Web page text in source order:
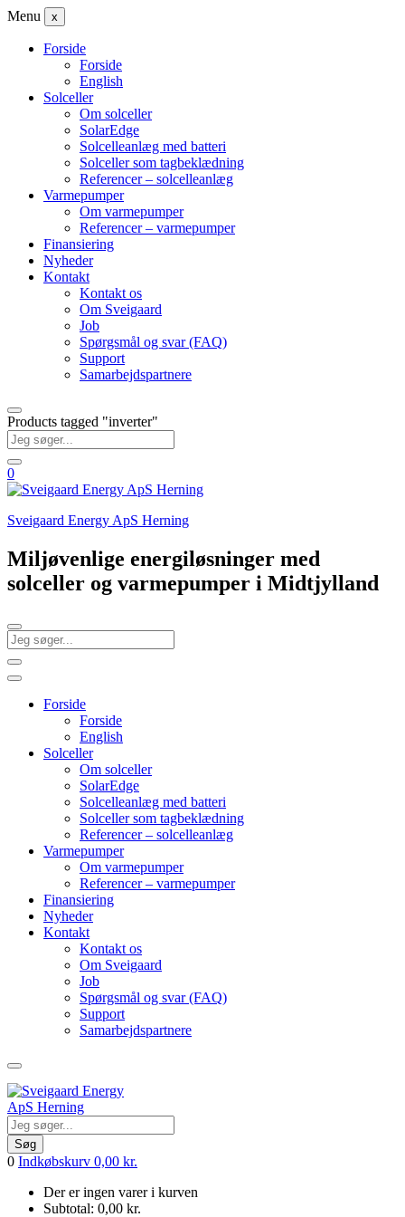
Menu x
Forside
Forside
English
Solceller
Om solceller
SolarEdge
Solcelleanlæg med batteri
Solceller som tagbeklædning
Referencer – solcelleanlæg
Varmepumper
Om varmepumper
Referencer – varmepumper
Finansiering
Nyheder
Kontakt
Kontakt os
Om Sveigaard
Job
Spørgsmål og svar (FAQ)
Support
Samarbejdspartnere
Products tagged "inverter"
0
Sveigaard Energy ApS Herning
Miljøvenlige energiløsninger med
solceller og varmepumper i Midtjylland
Forside
Forside
English
Solceller
Om solceller
SolarEdge
Solcelleanlæg med batteri
Solceller som tagbeklædning
Referencer – solcelleanlæg
Varmepumper
Om varmepumper
Referencer – varmepumper
Finansiering
Nyheder
Kontakt
Kontakt os
Om Sveigaard
Job
Spørgsmål og svar (FAQ)
Support
Samarbejdspartnere
Søg
0 Indkøbskurv 0,00 kr.
Der er ingen varer i kurven
Subtotal: 0,00 kr.